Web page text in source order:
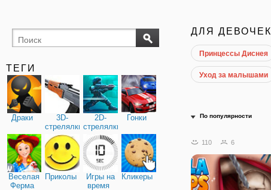
ТЕГИ
Драки
3D-
стрелялки
2D-
стрелялки
Гонки
Веселая
Ферма
Приколы
Игры на
время
Кликеры
ДЛЯ ДЕВОЧЕК
Принцессы Диснея
Уход за малышами
По популярности
110 6